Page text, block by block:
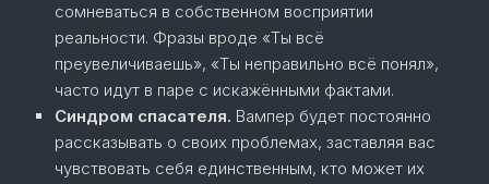
сомневаться в собственном восприятии
реальности. Фразы вроде «Ты всё
преувеличиваешь», «Ты неправильно всё понял»,
часто идут в паре с искажёнными фактами.
Синдром спасателя. Вампер будет постоянно
рассказывать о своих проблемах, заставляя вас
чувствовать себя единственным, кто может их